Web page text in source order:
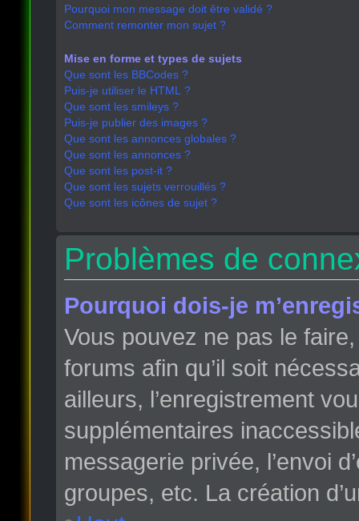
Pourquoi mon message doit être validé ?
Comment remonter mon sujet ?
Mise en forme et types de sujets
Que sont les BBCodes ?
Puis-je utiliser le HTML ?
Que sont les smileys ?
Puis-je publier des images ?
Que sont les annonces globales ?
Que sont les annonces ?
Que sont les post-it ?
Que sont les sujets verrouillés ?
Que sont les icônes de sujet ?
Problèmes de
Pourquoi dois-je
Vous pouvez ne pas le
forums afin qu’il soit
ailleurs, l’enregistrement
supplémentaires
messagerie privée, l’envoi
groupes, etc. La création